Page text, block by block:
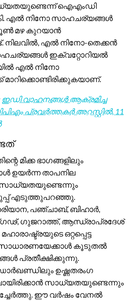
ഐഎംഡി
എൽ നിനോ സാഹചര്യങ്ങൾ
മഴ കുറയാൻ
നിലവിൽ, എൽ നിനോ-തെക്കൻ
ഇക്വറ്റോറിയൽ
എൽ നിനോ
ഇഡി വാഹനങ്ങൾ ആക്രമിച്ച
പ്രവർത്തകർ അറസ്റ്റിൽ, 11
മിക്ക ഭാഗങ്ങളിലും
ഉയർന്ന താപനില
എടുത്തുപറഞ്ഞു.
പഞ്ചാബ്, ബിഹാർ,
ഗുജറാത്ത്, ആന്ധ്രാപ്രദേശ്
ഒറ്റപ്പെട്ട
സാധാരണയേക്കാൾ കൂടുതൽ
പ്രതീക്ഷിക്കുന്നു.
ഉഷ്ണതരംഗ
സാധ്യതയുണ്ടെന്നും
ഈ വർഷം വേനൽ